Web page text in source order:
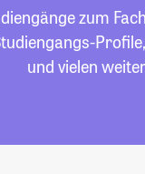
zum Fach
und vielen